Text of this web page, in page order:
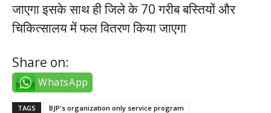
जाएगा इसके साथ ही जिले के 70 गरीब बस्तियों और
चिकित्सालय में फल वितरण किया जाएगा
Share on:
WhatsApp
TAGS BJP's organization only service program